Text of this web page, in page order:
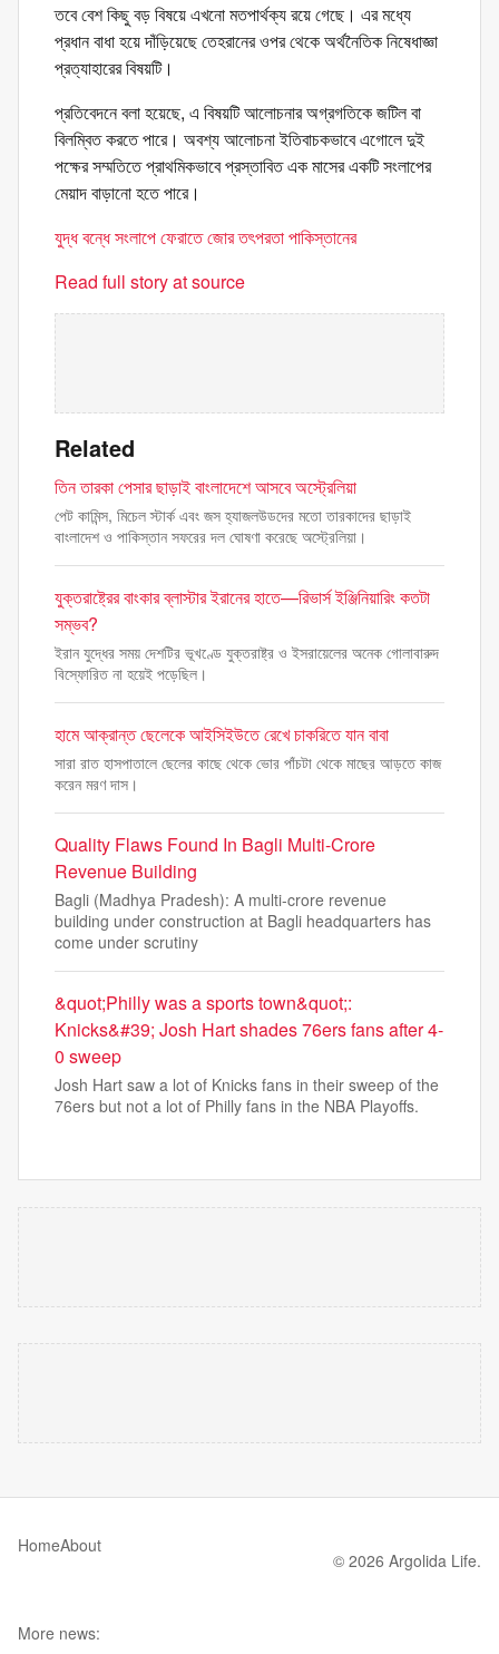
তবে বেশ কিছু বড় বিষয়ে এখনো মতপার্থক্য রয়ে গেছে। এর মধ্যে
প্রধান বাধা হয়ে দাঁড়িয়েছে তেহরানের ওপর থেকে অর্থনৈতিক নিষেধাজ্ঞা
প্রত্যাহারের বিষয়টি।
প্রতিবেদনে বলা হয়েছে, এ বিষয়টি আলোচনার অগ্রগতিকে জটিল বা
বিলম্বিত করতে পারে। অবশ্য আলোচনা ইতিবাচকভাবে এগোলে দুই
পক্ষের সম্মতিতে প্রাথমিকভাবে প্রস্তাবিত এক মাসের একটি সংলাপের
মেয়াদ বাড়ানো হতে পারে।
যুদ্ধ বন্ধে সংলাপে ফেরাতে জোর তৎপরতা পাকিস্তানের
Read full story at source
Related
তিন তারকা পেসার ছাড়াই বাংলাদেশে আসবে অস্ট্রেলিয়া
পেট কামিন্স, মিচেল স্টার্ক এবং জস হ্যাজলউডদের মতো তারকাদের ছাড়াই
বাংলাদেশ ও পাকিস্তান সফরের দল ঘোষণা করেছে অস্ট্রেলিয়া।
যুক্তরাষ্ট্রের বাংকার ব্লাস্টার ইরানের হাতে—রিভার্স ইঞ্জিনিয়ারিং কতটা
সম্ভব?
ইরান যুদ্ধের সময় দেশটির ভূখণ্ডে যুক্তরাষ্ট্র ও ইসরায়েলের অনেক গোলাবারুদ
বিস্ফোরিত না হয়েই পড়েছিল।
হামে আক্রান্ত ছেলেকে আইসিইউতে রেখে চাকরিতে যান বাবা
সারা রাত হাসপাতালে ছেলের কাছে থেকে ভোর পাঁচটা থেকে মাছের আড়তে কাজ
করেন মরণ দাস।
Quality Flaws Found In Bagli Multi-Crore
Revenue Building
Bagli (Madhya Pradesh): A multi-crore revenue
building under construction at Bagli headquarters has
come under scrutiny
&quot;Philly was a sports town&quot;:
Knicks&#39; Josh Hart shades 76ers fans after 4-
0 sweep
Josh Hart saw a lot of Knicks fans in their sweep of the
76ers but not a lot of Philly fans in the NBA Playoffs.
HomeAbout
© 2026 Argolida Life.
More news: